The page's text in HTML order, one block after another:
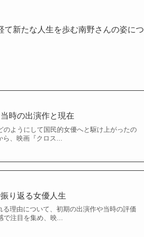
新たな人生を歩む南野さんの姿につ
時の出演作と現在
のようにして国民的女優へと駆け上がったの
、映画『クロス...
り返る女優人生
理由について、初期の出演作や当時の評価
注目を集め、映...